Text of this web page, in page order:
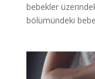
bebekler
bölümündeki